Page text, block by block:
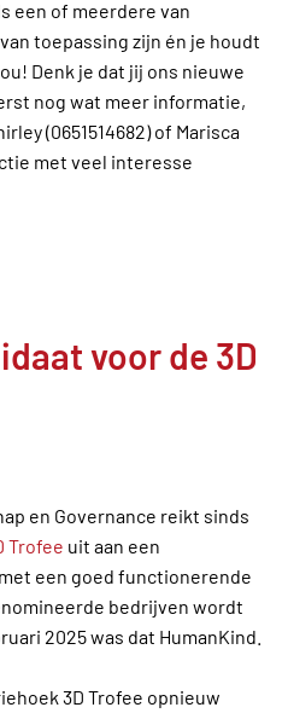
een of meerdere van
toepassing zijn én je houdt
Denk je dat jij ons nieuwe
nog wat meer informatie,
(0651514682) of Marisca
met veel interesse
voor de 3D
en Governance reikt sinds
Trofee uit aan een
een goed functionerende
bedrijven wordt
2025 was dat HumanKind.
3D Trofee opnieuw